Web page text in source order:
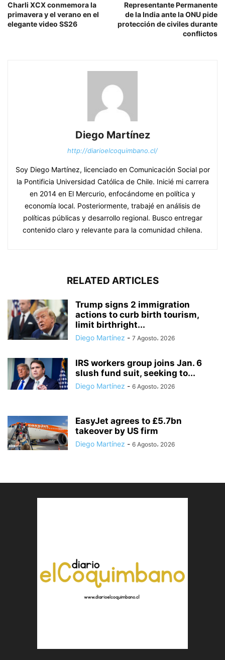
Charli XCX conmemora la
primavera y el verano en el
elegante video SS26
Representante Permanente
de la India ante la ONU pide
protección de civiles durante
conflictos
Diego Martínez
http://diarioelcoquimbano.cl/
Soy Diego Martínez, licenciado en Comunicación Social por
la Pontificia Universidad Católica de Chile. Inicié mi carrera
en 2014 en El Mercurio, enfocándome en política y
economía local. Posteriormente, trabajé en análisis de
políticas públicas y desarrollo regional. Busco entregar
contenido claro y relevante para la comunidad chilena.
RELATED ARTICLES
Trump signs 2 immigration
actions to curb birth tourism,
limit birthright...
Diego Martínez - 7 Agosto، 2026
IRS workers group joins Jan. 6
slush fund suit, seeking to...
Diego Martínez - 6 Agosto، 2026
EasyJet agrees to £5.7bn
takeover by US firm
Diego Martínez - 6 Agosto، 2026